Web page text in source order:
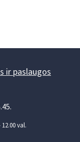
ir paslaugos
val.